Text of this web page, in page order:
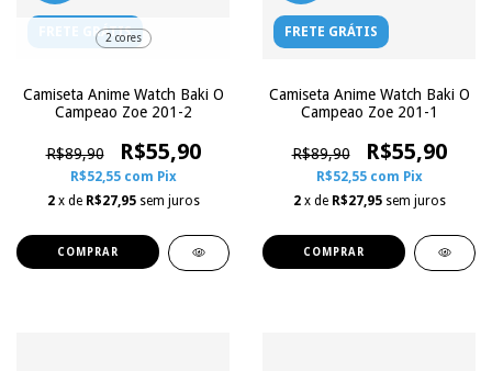
FRETE GRÁTIS
2 cores
Camiseta Anime Watch Baki O
Campeao Zoe 201-2
R$89,90 R$55,90
R$52,55 com Pix
2 x de R$27,95 sem juros
COMPRAR
FRETE GRÁTIS
Camiseta Anime Watch Baki O
Campeao Zoe 201-1
R$89,90 R$55,90
R$52,55 com Pix
2 x de R$27,95 sem juros
COMPRAR